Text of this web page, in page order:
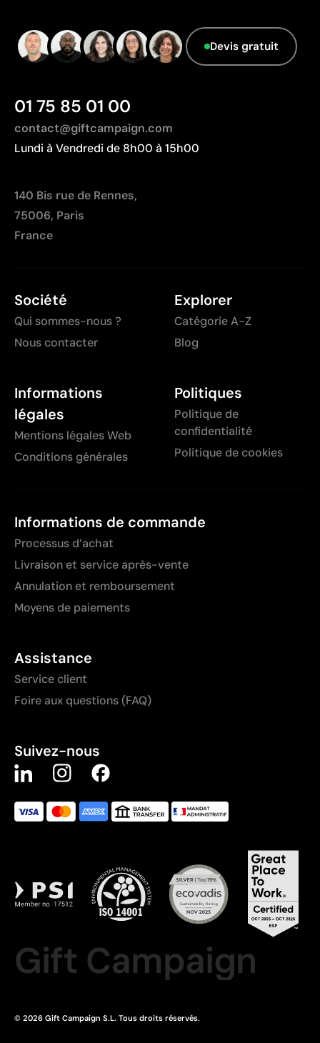
Devis gratuit
01 75 85 01 00
contact@giftcampaign.com
Lundi à Vendredi de 8h00 à 15h00
140 Bis rue de Rennes,
75006, Paris
France
Société
Qui sommes-nous ?
Nous contacter
Explorer
Catégorie A-Z
Blog
Informations
légales
Mentions légales Web
Conditions générales
Politiques
Politique de
confidentialité
Politique de cookies
Informations de commande
Processus d’achat
Livraison et service après-vente
Annulation et remboursement
Moyens de paiements
Assistance
Service client
Foire aux questions (FAQ)
Suivez-nous
Gift Campaign
© 2026 Gift Campaign S.L. Tous droits réservés.